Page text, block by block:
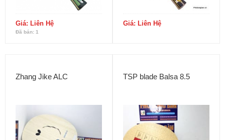
Giá: Liên Hệ
Đã bán: 1
Giá: Liên Hệ
Zhang Jike ALC TSP blade Balsa 8.5